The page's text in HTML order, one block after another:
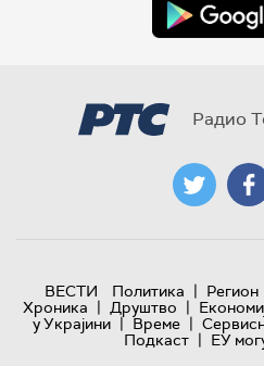
Радио
ВЕСТИ Политика | Регион
Хроника | Друштво |
у Украјини | Време |
Подкаст | ЕУ